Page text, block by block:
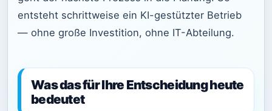
entsteht schrittweise ein KI-gestützter Betrieb
— ohne große Investition, ohne IT-Abteilung.
Was das für Ihre Entscheidung heute
bedeutet